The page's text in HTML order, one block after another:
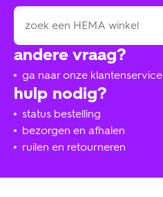
hulp nodig?
status bestelling
bezorgen en afhalen
ruilen en retourneren
andere vraag?
ga naar onze klantenservice